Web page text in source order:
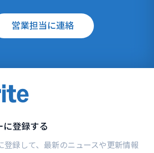
営業担当に連絡
に登録する
登録して、最新のニュースや更新情報